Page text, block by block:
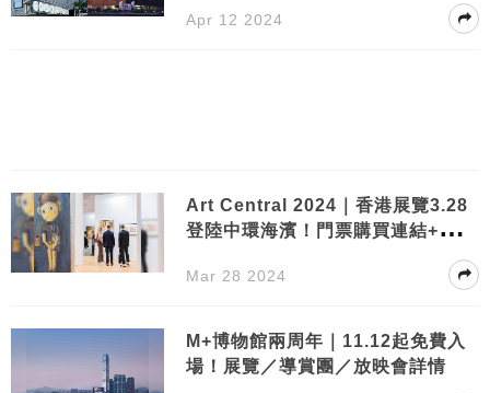
Apr 12 2024
Art Central 2024｜香港展覽3.28
登陸中環海濱！門票購買連結+活動
Mar 28 2024
M+博物館兩周年｜11.12起免費入
場！展覽／導賞團／放映會詳情